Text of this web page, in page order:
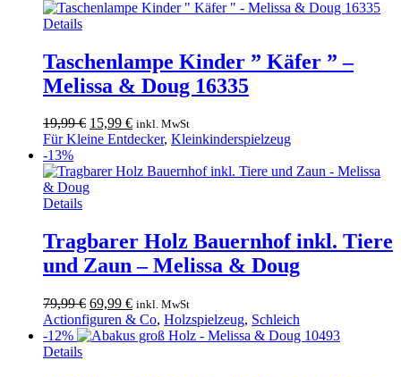
Details
Taschenlampe Kinder ” Käfer ” –
Melissa & Doug 16335
19,99€ Ursprünglicher
Preis
19,99 €
15,99 €Aktueller
Preis
15,99 €.
inkl. MwSt
Für Kleine Entdecker, Kleinkinderspielzeug
-13%
Details
Tragbarer Holz Bauernhof inkl. Tiere
und Zaun – Melissa & Doug
79,99€ Ursprünglicher
Preis
war:
69,99 €Aktueller
Preis
ist:
inkl. MwSt
Actionfiguren & Co, Holzspielzeug, Schleich
-12%
Details